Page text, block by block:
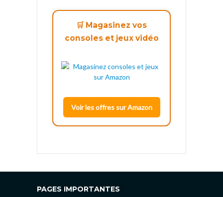
🛒 Magasinez vos
consoles et jeux vidéo
Voir les offres sur Amazon
PAGES IMPORTANTES